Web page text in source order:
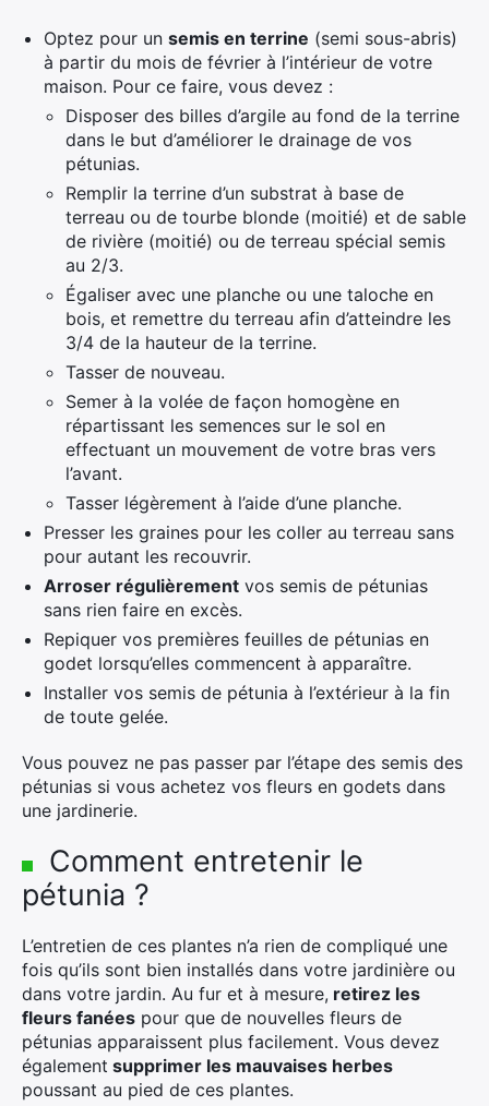
Optez pour un semis en terrine (semi sous-abris)
à partir du mois de février à l’intérieur de votre
maison. Pour ce faire, vous devez :
Disposer des billes d’argile au fond de la terrine
dans le but d’améliorer le drainage de vos
pétunias.
Remplir la terrine d’un substrat à base de
terreau ou de tourbe blonde (moitié) et de sable
de rivière (moitié) ou de terreau spécial semis
au 2/3.
Égaliser avec une planche ou une taloche en
bois, et remettre du terreau afin d’atteindre les
3/4 de la hauteur de la terrine.
Tasser de nouveau.
Semer à la volée de façon homogène en
répartissant les semences sur le sol en
effectuant un mouvement de votre bras vers
l’avant.
Tasser légèrement à l’aide d’une planche.
Presser les graines pour les coller au terreau sans
pour autant les recouvrir.
Arroser régulièrement vos semis de pétunias
sans rien faire en excès.
Repiquer vos premières feuilles de pétunias en
godet lorsqu’elles commencent à apparaître.
Installer vos semis de pétunia à l’extérieur à la fin
de toute gelée.
Vous pouvez ne pas passer par l’étape des semis des
pétunias si vous achetez vos fleurs en godets dans
une jardinerie.
Comment entretenir le
pétunia ?
L’entretien de ces plantes n’a rien de compliqué une
fois qu’ils sont bien installés dans votre jardinière ou
dans votre jardin. Au fur et à mesure, retirez les
fleurs fanées pour que de nouvelles fleurs de
pétunias apparaissent plus facilement. Vous devez
également supprimer les mauvaises herbes
poussant au pied de ces plantes.
Rechercher
: